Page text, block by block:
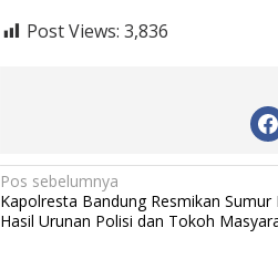
Post Views: 3,836
N
a
Pos sebelumnya
Kapolresta Bandung Resmikan Sumur
Hasil Urunan Polisi dan Tokoh